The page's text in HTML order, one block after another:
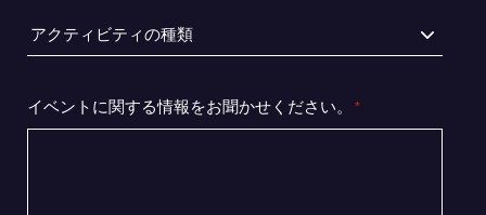
ア
ク
ィ
ビ
イベントに関する情報をお聞かせください。 *